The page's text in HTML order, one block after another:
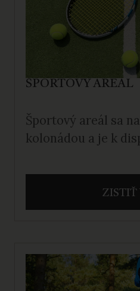
ŠPORTOVÝ AREÁL
Športový areál sa
kolonádou a je k
ZISTIŤ